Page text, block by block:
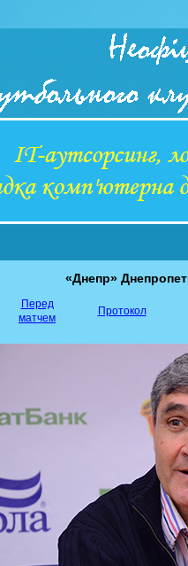
«Днепр»
Перед
матчем
Протокол